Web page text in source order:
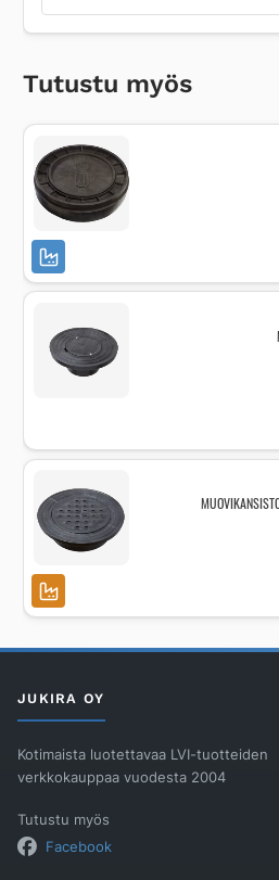
Tutustu myös
JUKIRA OY
Kotimaista luotettavaa LVI-tuotteiden
verkkokauppaa vuodesta 2004
Tutustu myös
Facebook